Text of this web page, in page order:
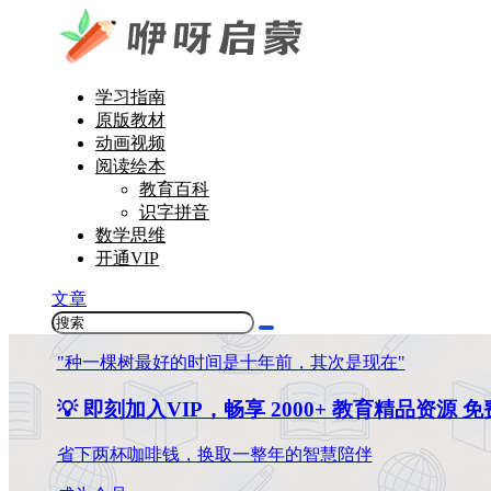
学习指南
原版教材
动画视频
阅读绘本
教育百科
识字拼音
数学思维
开通VIP
文章
"种一棵树最好的时间是十年前，其次是现在"
💡 即刻加入VIP，畅享 2000+ 教育精品资源 免
省下两杯咖啡钱，换取一整年的智慧陪伴